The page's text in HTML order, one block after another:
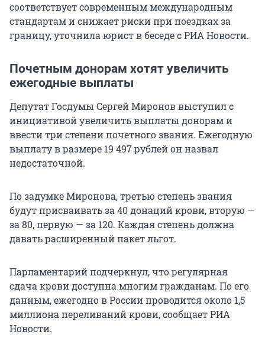
соответствует современным международным
стандартам и снижает риски при поездках за
границу, уточнила юрист в беседе с РИА Новости.
Почетным донорам хотят увеличить
ежегодные выплаты
Депутат Госдумы Сергей Миронов выступил с
инициативой увеличить выплаты донорам и
ввести три степени почетного звания. Ежегодную
выплату в размере 19 497рублей он назвал
недостаточной.
По задумке Миронова, третью степень звания
будут присваивать за 40 донаций крови, вторую —
за 80, первую — за 120. Каждая степень должна
давать расширенный пакет льгот.
Парламентарий подчеркнул, что регулярная
сдача крови доступна многим гражданам. По его
данным, ежегодно в России проводится около 1,5
миллиона переливаний крови, сообщает РИА
Новости.